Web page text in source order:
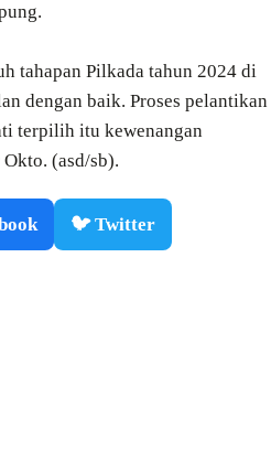
tahapan Pilkada tahun 2024 di
dengan baik. Proses pelantikan
terpilih itu kewenangan
(asd/sb).
🐦 Twitter